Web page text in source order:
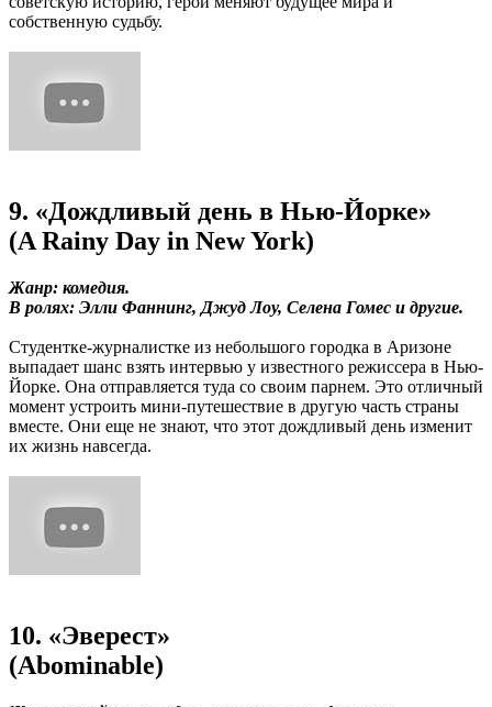
собственную судьбу.
9. «Дождливый день в Нью-Йорке»
(A Rainy Day in New York)
Жанр: комедия.
В ролях: Элли Фаннинг, Джуд Лоу, Селена Гомес и другие.
Студентке-журналистке из небольшого городка в Аризоне
выпадает шанс взять интервью у известного режиссера в Нью-
Йорке. Она отправляется туда со своим парнем. Это отличный
момент устроить мини-путешествие в другую часть страны
вместе. Они еще не знают, что этот дождливый день изменит
их жизнь навсегда.
10. «Эверест»
(Abominable)